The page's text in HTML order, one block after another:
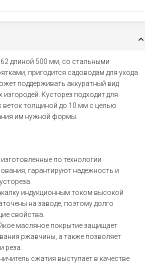
длиной 500 мм, со стальными
пригодится садоводам для ухода
поддерживать аккуратный вид
Кусторез подходит для
веток толщиной до 10 мм с целью
им нужной формы.
по технологии
гарантируют надежность и
индукционным током высокой
на заводе, поэтому долго
свойства.
масляное покрытие защищает
ржавчины, а также позволяет
реза.
сжатия выступает в качестве